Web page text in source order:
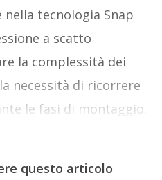
nella tecnologia Snap
a scatto
la complessità dei
necessità di ricorrere
le fasi di montaggio.
questo articolo